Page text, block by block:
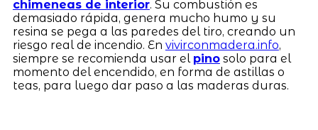
chimeneas de interior. Su combustión es
demasiado rápida, genera mucho humo y su
resina se pega a las paredes del tiro, creando un
riesgo real de incendio. En vivirconmadera.info,
siempre se recomienda usar el pinosolo para el
momento del encendido, en forma de astillas o
teas, para luego dar paso a las maderas duras.